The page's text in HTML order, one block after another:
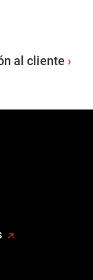
al cliente
Linkedin
en YouTube